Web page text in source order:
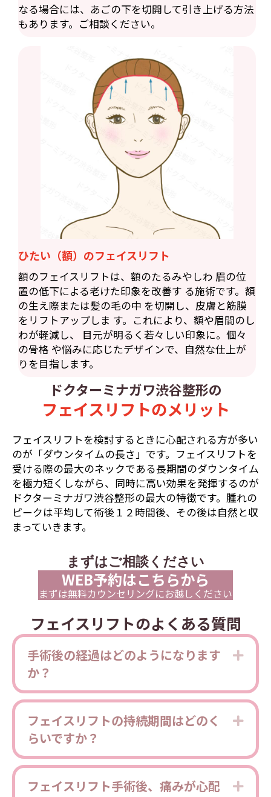
なる場合には、あごの下を切開して引き上げる方法
もあります。ご相談ください。
ひたい（額）のフェイスリフト
額のフェイスリフトは、額のたるみやしわ 眉の位
置の低下による老けた印象を改善す る施術です。額
の生え際または髪の毛の中 を切開し、皮膚と筋膜
をリフトアップしま す。これにより、額や眉間のし
わが軽減し、 目元が明るく若々しい印象に。個々
の骨格 や悩みに応じたデザインで、自然な仕上が
りを目指します。
ドクターミナガワ渋谷整形の
フェイスリフトのメリット
フェイスリフトを検討するときに心配される方が多い
のが「ダウンタイムの長さ」です。フェイスリフトを
受ける際の最大のネックである長期間のダウンタイム
を極力短くしながら、同時に高い効果を発揮するのが
ドクターミナガワ渋谷整形の最大の特徴です。腫れの
ピークは平均して術後１２時間後、その後は自然と収
まっていきます。
まずはご相談ください
WEB予約はこちらから
まずは無料カウンセリングにお越しください
フェイスリフトのよくある質問
手術後の経過はどのようになります
か？
フェイスリフトの持続期間はどのく
らいですか？
フェイスリフト手術後、痛みが心配